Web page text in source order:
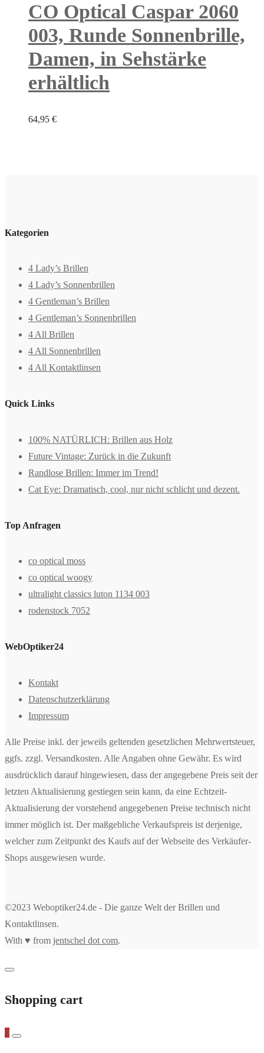
CO Optical Caspar 2060
003, Runde Sonnenbrille,
Damen, in Sehstärke
erhältlich
64,95 €
Kategorien
4 Lady’s Brillen
4 Lady’s Sonnenbrillen
4 Gentleman’s Brillen
4 Gentleman’s Sonnenbrillen
4 All Brillen
4 All Sonnenbrillen
4 All Kontaktlinsen
Quick Links
100% NATÜRLICH: Brillen aus Holz
Future Vintage: Zurück in die Zukunft
Randlose Brillen: Immer im Trend!
Cat Eye: Dramatisch, cool, nur nicht schlicht und dezent.
Top Anfragen
co optical moss
co optical woogy
ultralight classics luton 1134 003
rodenstock 7052
WebOptiker24
Kontakt
Datenschutzerklärung
Impressum
Alle Preise inkl. der jeweils geltenden gesetzlichen Mehrwertsteuer,
ggfs. zzgl. Versandkosten. Alle Angaben ohne Gewähr. Es wird
ausdrücklich darauf hingewiesen, dass der angegebene Preis seit der
letzten Aktualisierung gestiegen sein kann, da eine Echtzeit-
Aktualisierung der vorstehend angegebenen Preise technisch nicht
immer möglich ist. Der maßgebliche Verkaufspreis ist derjenige,
welcher zum Zeitpunkt des Kaufs auf der Webseite des Verkäufer-
Shops ausgewiesen wurde.
©2023 Weboptiker24.de - Die ganze Welt der Brillen und
Kontaktlinsen.
With ♥ from jentschel dot com.
Shopping cart
0